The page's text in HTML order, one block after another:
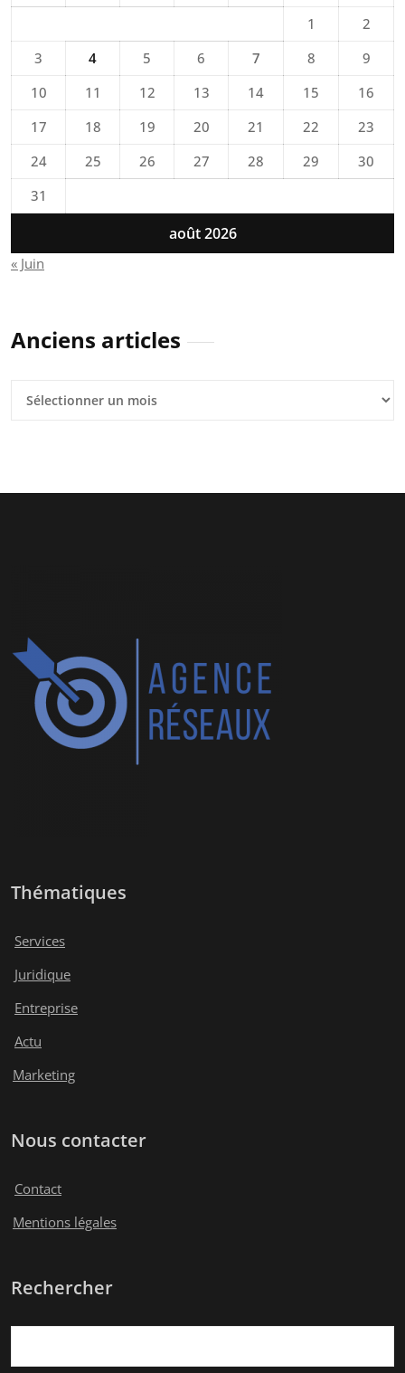
août 2026
1
2
3
4 5 6 7 8
9
10
11 12 13 14 15
16
17
18 19 20 21 22
23
24
25 26 27 28 29
30
31
« Juin
Anciens articles
articles
Thématiques
Services
Juridique
Entreprise
Actu
Marketing
Nous contacter
Contact
Mentions légales
Rechercher